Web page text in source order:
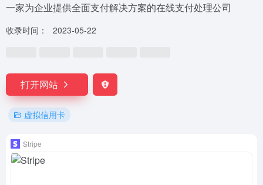
一家为企业提供全面支付解决方案的在线支付处理公司
收录时间： 2023-05-22
打开网站
虚拟信用卡
Stripe